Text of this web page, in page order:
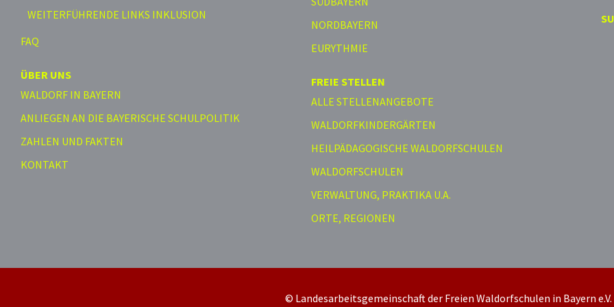
WEITERFÜHRENDE LINKS INKLUSION
FAQ
ÜBER UNS
WALDORF IN BAYERN
ANLIEGEN AN DIE BAYERISCHE SCHULPOLITIK
ZAHLEN UND FAKTEN
KONTAKT
NORDBAYERN
EURYTHMIE
FREIE STELLEN
ALLE STELLENANGEBOTE
WALDORFKINDERGÄRTEN
HEILPÄDAGOGISCHE WALDORFSCHULEN
WALDORFSCHULEN
VERWALTUNG, PRAKTIKA U.A.
ORTE, REGIONEN
© Landesarbeitsgemeinschaft der Freien Waldorfschulen in Bayern e.V.